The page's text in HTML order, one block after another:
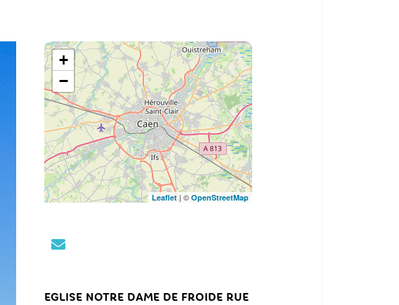
+
−
Leaflet| ©OpenStreetMap
EGLISE NOTRE DAME DE FROIDE RUE